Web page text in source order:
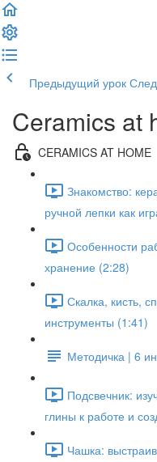
Предыдущий урок
Ceramics at
CERAMICS AT HOME
Знакомство:
ручной лепки как
Особенности
хранение (2:28)
Скалка, кисть,
инструменты (1:41)
Методичка | 6
Подсвечник:
глины к работе и
Чашка: